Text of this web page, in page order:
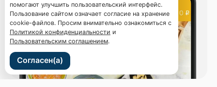
помогают улучшить пользовательский интерфейс.
Пользование сайтом означает согласие на хранение
cookie-файлов. Просим внимательно ознакомиться с
Политикой конфиденциальности и
Пользовательским соглашением.
Согласен(а)